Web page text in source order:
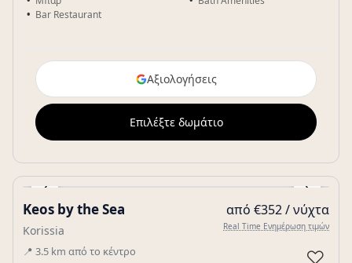
Bar Restaurant
Αξιολογήσεις
Επιλέξτε δωμάτιο
‹ ›
Gallery
Keos by the Sea
Korissia
📍 3.5 km από το κέντρο
από €352 / νύχτα
Real Time Ενημέρωση τιμών
♡